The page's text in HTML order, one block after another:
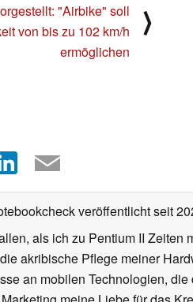
"Airbike" soll
von bis zu 102 km/h
ermöglichen
⟩
veröffentlichtseit
als ich zu Pentium II Zeiten
akribische Pflege meiner
an mobilen Technologien,